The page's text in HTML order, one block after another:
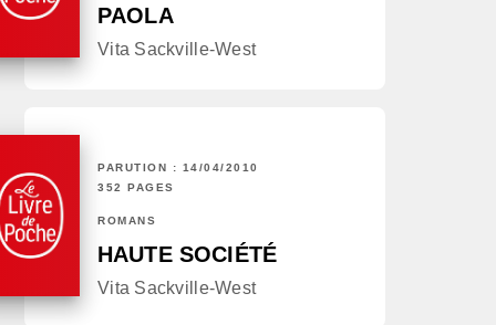
PAOLA
Vita Sackville-West
PARUTION : 14/04/2010
352 PAGES
ROMANS
HAUTE SOCIÉTÉ
Vita Sackville-West